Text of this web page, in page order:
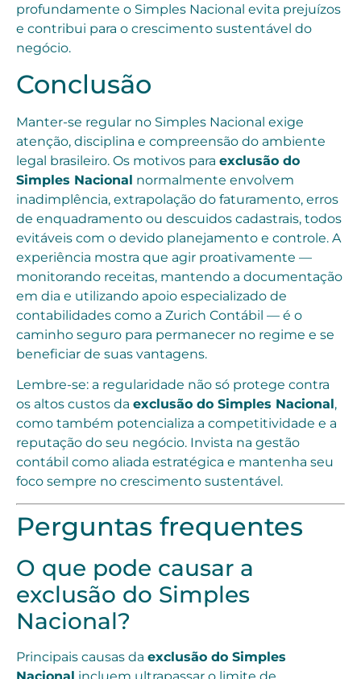
profundamente o Simples Nacional evita prejuízos
e contribui para o crescimento sustentável do
negócio.
Conclusão
Manter-se regular no Simples Nacional exige
atenção, disciplina e compreensão do ambiente
legal brasileiro. Os motivos para exclusão do
Simples Nacional normalmente envolvem
inadimplência, extrapolação do faturamento, erros
de enquadramento ou descuidos cadastrais, todos
evitáveis com o devido planejamento e controle. A
experiência mostra que agir proativamente —
monitorando receitas, mantendo a documentação
em dia e utilizando apoio especializado de
contabilidades como a Zurich Contábil — é o
caminho seguro para permanecer no regime e se
beneficiar de suas vantagens.
Lembre-se: a regularidade não só protege contra
os altos custos da exclusão do Simples Nacional,
como também potencializa a competitividade e a
reputação do seu negócio. Invista na gestão
contábil como aliada estratégica e mantenha seu
foco sempre no crescimento sustentável.
Perguntas frequentes
O que pode causar a
exclusão do Simples
Nacional?
Principais causas da exclusão do Simples